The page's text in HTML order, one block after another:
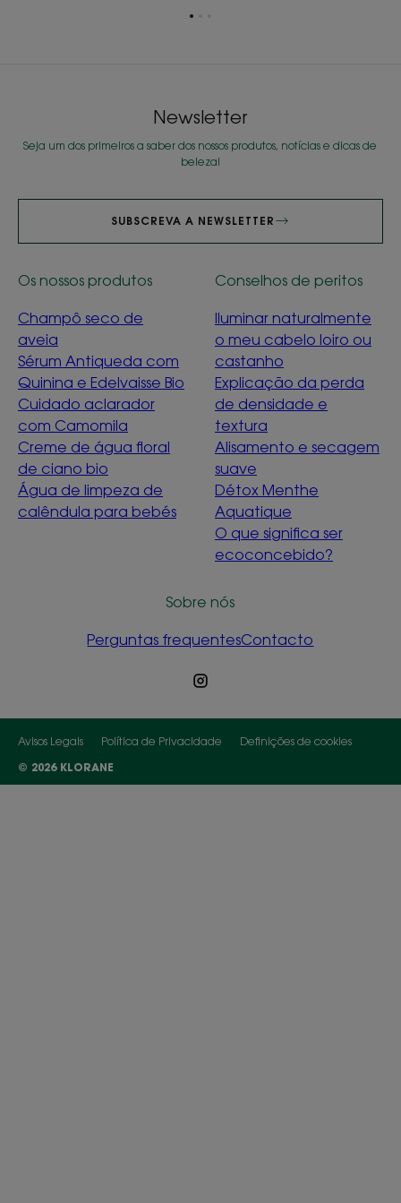
Ir
Newsletter
Seja um dos primeiros a saber dos nossos produtos, notícias e dicas de
beleza!
SUBSCREVA A NEWSLETTER
Os nossos produtos
Champô seco de
aveia
Sérum Antiqueda com
Quinina e Edelvaisse Bio
Cuidado aclarador
com Camomila
Creme de água floral
de ciano bio
Água de limpeza de
calêndula para bebés
Conselhos de peritos
Iluminar naturalmente
o meu cabelo loiro ou
castanho
Explicação da perda
de densidade e
textura
Alisamento e secagem
suave
Détox Menthe
Aquatique
O que significa ser
ecoconcebido?
Sobre nós
Perguntas frequentesContacto
Avisos Legais Política de Privacidade
Definições de cookies
© 2026 KLORANE